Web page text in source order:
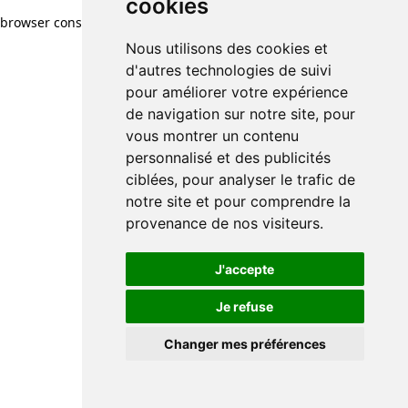
cookies
Nous utilisons des cookies et
d'autres technologies de suivi
pour améliorer votre expérience
de navigation sur notre site, pour
vous montrer un contenu
personnalisé et des publicités
ciblées, pour analyser le trafic de
notre site et pour comprendre la
provenance de nos visiteurs.
J'accepte
Je refuse
Changer mes préférences
browser console for more information)